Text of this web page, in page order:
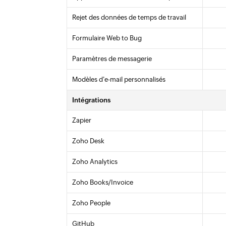
Rejet des données de temps de travail
Formulaire Web to Bug
Paramètres de messagerie
Modèles d'e-mail personnalisés
Intégrations
Zapier
Zoho Desk
Zoho Analytics
Zoho Books/Invoice
Zoho People
GitHub